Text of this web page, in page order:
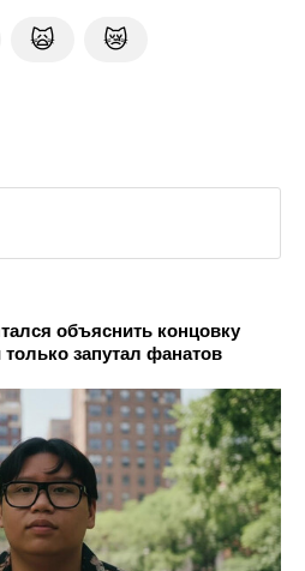
🙀 😿
объяснить концовку
запутал фанатов